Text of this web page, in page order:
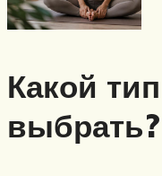
Какой
выбрать?